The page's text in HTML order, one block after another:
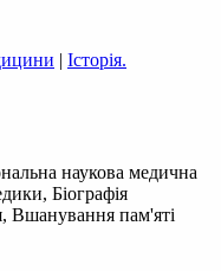
| Історія.
наукова медична
Біографія
Вшанування пам'яті